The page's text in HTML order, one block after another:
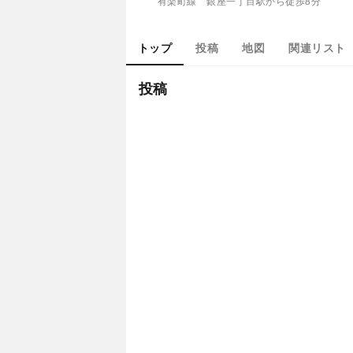
トップ 投稿 地図 関連リスト
投稿